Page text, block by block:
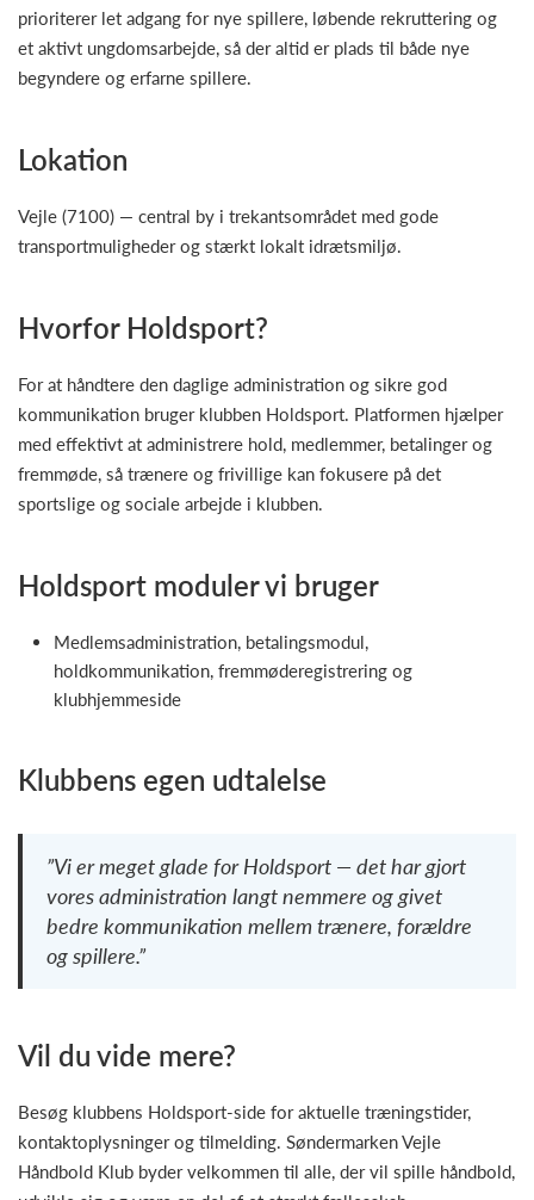
prioriterer let adgang for nye spillere, løbende rekruttering og
et aktivt ungdomsarbejde, så der altid er plads til både nye
begyndere og erfarne spillere.
Lokation
Vejle (7100) — central by i trekantsområdet med gode
transportmuligheder og stærkt lokalt idrætsmiljø.
Hvorfor Holdsport?
For at håndtere den daglige administration og sikre god
kommunikation bruger klubben Holdsport. Platformen hjælper
med effektivt at administrere hold, medlemmer, betalinger og
fremmøde, så trænere og frivillige kan fokusere på det
sportslige og sociale arbejde i klubben.
Holdsport moduler vi bruger
Medlemsadministration, betalingsmodul,
holdkommunikation, fremmøderegistrering og
klubhjemmeside
Klubbens egen udtalelse
”Vi er meget glade for Holdsport — det har gjort
vores administration langt nemmere og givet
bedre kommunikation mellem trænere, forældre
og spillere.”
Vil du vide mere?
Besøg klubbens Holdsport-side for aktuelle træningstider,
kontaktoplysninger og tilmelding. Søndermarken Vejle
Håndbold Klub byder velkommen til alle, der vil spille håndbold,